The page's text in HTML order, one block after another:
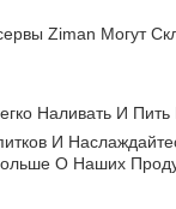
Ziman Могут
Наливать И Пить
И
О Наших